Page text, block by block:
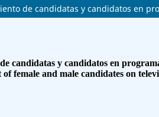
de candidatas y candidatos en